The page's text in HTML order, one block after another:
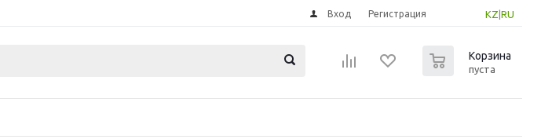
KZ RU
Вход Регистрация
Корзина
пуста